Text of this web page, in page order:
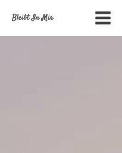
Bleibt In Mir